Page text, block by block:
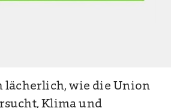
lächerlich, wie die Union
Klima und